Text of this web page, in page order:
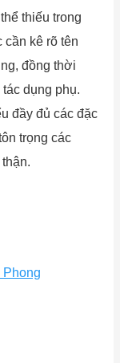
thiếu trong
cần kê rõ tên
đồng thời
dụng phụ.
đầy đủ các đặc
trọng các